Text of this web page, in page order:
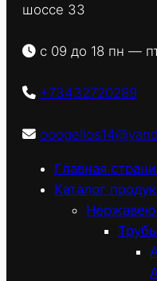
шоссе 33
с 09 до 18 пн —
+73432720289
Главная
Каталог